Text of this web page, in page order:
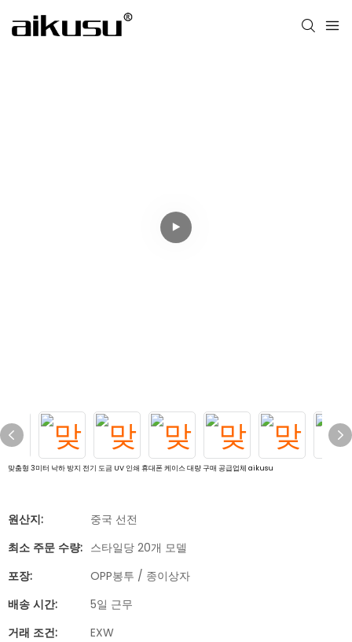
맞춤형 3미터 낙하 방지 전기 도금 UV 인쇄 휴대폰 케이스 대량 구매 공급업체 aikusu
원산지:
중국 선전
최소 주문 수량: 스타일당 20개 모델
포장:
OPP봉투 / 종이상자
배송 시간:
5일 근무
거래 조건:
EXW